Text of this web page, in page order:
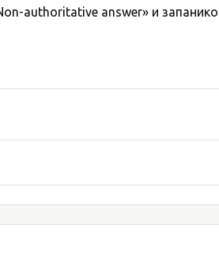
authoritative answer» и